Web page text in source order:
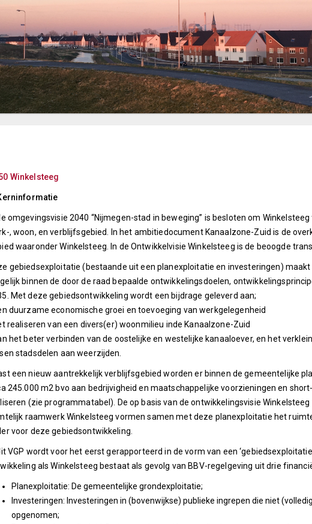
Winkelsteeg
omgevingsvisie 2040 “Nijmegen-stad in beweging” is besloten om
, woon, en verblijfsgebied. In het ambitiedocument Kanaalzone-Zuid is de
waaronder Winkelsteeg. In de Ontwikkelvisie Winkelsteeg is de beoogde
gebiedsexploitatie (bestaande uit een planexploitatie en investeringen)
binnen de door de raad bepaalde ontwikkelingsdoelen,
Met deze gebiedsontwikkeling wordt een bijdrage geleverd aan;
duurzame economische groei en toevoeging van werkgelegenheid
realiseren van een divers(er) woonmilieu inde Kanaalzone-Zuid
het beter verbinden van de oostelijke en westelijke kanaaloever, en het
stadsdelen aan weerzijden.
een nieuw aantrekkelijk verblijfsgebied worden er binnen de gemeentelijke
245.000 m2 bvo aan bedrijvigheid en maatschappelijke voorzieningen en
(zie programmatabel). De op basis van de ontwikkelingsvisie
raamwerk Winkelsteeg vormen samen met deze planexploitatie het
voor deze gebiedsontwikkeling.
VGP wordt voor het eerst gerapporteerd in de vorm van een
als Winkelsteeg bestaat als gevolg van BBV-regelgeving uit drie
Planexploitatie: De gemeentelijke grondexploitatie;
Investeringen: Investeringen in (bovenwijkse) publieke ingrepen die niet
opgenomen;